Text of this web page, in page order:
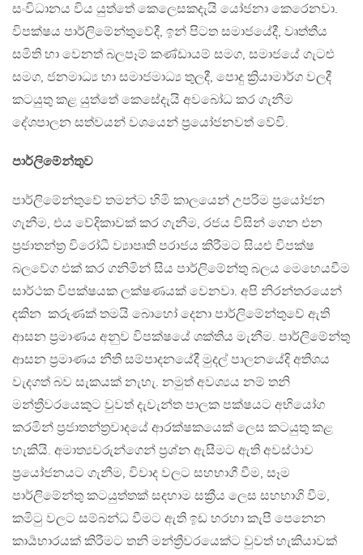
සංවිධානය විය යුත්තේ කෙලෙසකදැයි යෝජනා කෙරෙනවා.
විපක්ෂය පාර්ලිමේන්තුවේදී, ඉන් පිටත සමාජයේදී, වෘත්තීය
සමිති හා වෙනත් බලපෑම් කණ්ඩායම් සමග, සමාජයේ ගැටළු
සමග, ජනමාධ්‍ය හා සමාජමාධ්‍ය තුලදී, පොදු ක්‍රියාමාර්ග වලදී
කටයුතු කළ යුත්තේ කෙසේදැයි අවබෝධ කර ගැනීම
දේශපාලන සත්වයන් වශයෙන් ප්‍රයෝජනවත් වේවි.
පාර්ලිමේන්තුව
පාර්ලිමේන්තුවේ තමන්ට හිමි කාලයෙන් උපරිම ප්‍රයෝජන
ගැනීම, එය වේදිකාවක් කර ගැනීම, රජය විසින් ගෙන එන
ප්‍රජාතන්ත්‍ර විරෝධී ව්‍යාපෘති පරාජය කිරීමට සියළු විපක්ෂ
බලවේග එක් කර ගනිමින් සිය පාර්ලිමේන්තු බලය මෙහෙයවීම
සාර්ථක විපක්ෂයක ලක්ෂණයක් වෙනවා. අපි නිරන්තරයෙන්
දකින කරුණක් තමයි බොහෝ දෙනා පාර්ලිමේන්තුවේ ඇති
ආසන ප්‍රමාණය අනුව විපක්ෂයේ ශක්තිය මැනීම. පාර්ලිමේන්තු
ආසන ප්‍රමාණය නීති සම්පාදනයේදී මුදල් පාලනයේදි අතිශය
වැදගත් බව සැකයක් නැහැ. නමුත් අවශ්‍යය නම් තනි
මන්ත්‍රීවරයෙකුට වුවත් දැවැන්ත පාලක පක්ෂයට අභියෝග
කරමින් ප්‍රජාතන්ත්‍රවාදයේ ආරක්ෂකයෙක් ලෙස කටයුතු කළ
හැකියි. අමාත්‍යවරුන්ගෙන් ප්‍රශ්න ඇසීමට ඇති අවස්ථාව
ප්‍රයෝජනයට ගැනීම, විවාද වලට සහභාගී වීම, සෑම
පාර්ලිමේන්තු කටයුත්තක් සදහාම සක්‍රීය ලෙස සහභාගි වීම,
කමිටු වලට සම්බන්ධ වීමට ඇති ඉඩ හරහා කැපී පෙනෙන
කාර්‍යභාරයක් කිරීමට තනි මන්ත්‍රීවරයෙක්ට වුවත් හැකියාවක්